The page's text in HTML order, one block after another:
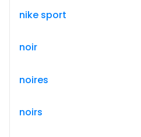
nike sport
noir
noires
noirs